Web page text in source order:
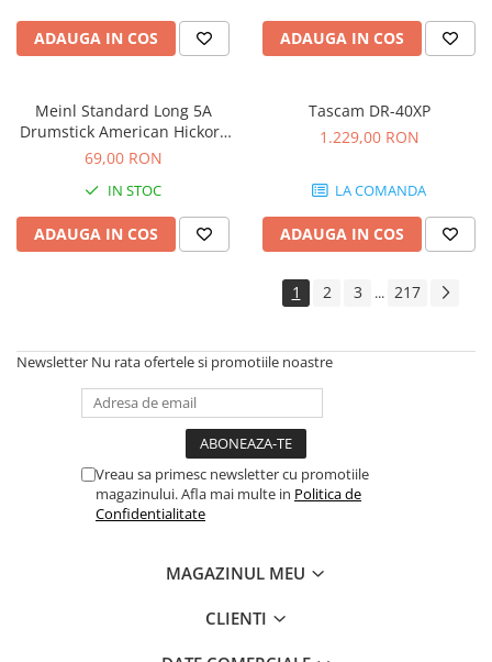
Chitare si bass
Claviaturi
Instrumente de percutie
Instrumente de suflat
Instrumente si jucarii pentru copii
Instrumente traditionale
Tobe
DJ
Case-uri DJ
Console DJ
Controllere MIDI - USB DAW
ADAUGA IN COS ADAUGA IN COS
Meinl Standard Long 5A
Drumstick American Hickory
SB103
69,00 RON
IN STOC
ADAUGA IN COS
Tascam DR-40XP
1.229,00 RON
LA COMANDA
ADAUGA IN COS
1 2 3 ... 217
Newsletter Nu rata ofertele si promotiile noastre
Vreau sa primesc newsletter cu promotiile
magazinului. Afla mai multe in Politica de
Confidentialitate
MAGAZINUL MEU
CLIENTI